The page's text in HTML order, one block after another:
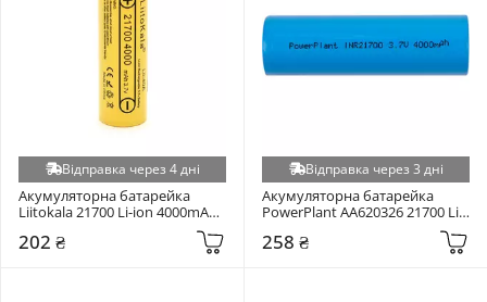
Відправка через 4 дні
Акумуляторна батарейка
Liitokala 21700 Li-ion 4000mAh
202 ₴
Відправка через 3 дні
Акумуляторна батарейка
PowerPlant AA620326 21700 Li-
ion 4000mAh 1шт (AA620326)
258 ₴